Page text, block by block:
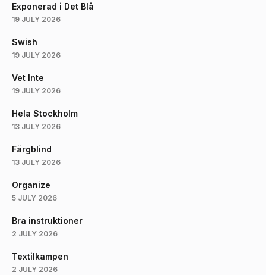
Exponerad i Det Blå
19 JULY 2026
Swish
19 JULY 2026
Vet Inte
19 JULY 2026
Hela Stockholm
13 JULY 2026
Färgblind
13 JULY 2026
Organize
5 JULY 2026
Bra instruktioner
2 JULY 2026
Textilkampen
2 JULY 2026